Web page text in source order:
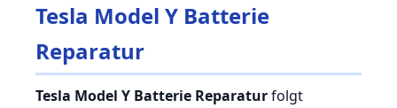
Tesla Model Y Batterie
Reparatur
Tesla Model Y Batterie Reparaturfolgt